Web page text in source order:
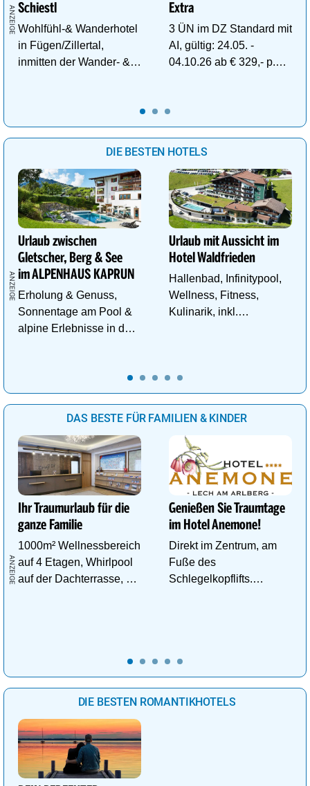
Schiestl
Wohlfühl-& Wanderhotel
in Fügen/Zillertal,
inmitten der Wander- &
Extra
3 ÜN im DZ Standard mit
AI, gültig: 24.05. -
04.10.26 ab € 329,- p.P.
DIE BESTEN HOTELS
Urlaub zwischen
Gletscher, Berg & See
im ALPENHAUS KAPRUN
Erholung & Genuss,
Sonnentage am Pool &
alpine Erlebnisse in den
Urlaub mit Aussicht im
Hotel Waldfrieden
Hallenbad, Infinitypool,
Wellness, Fitness,
Kulinarik, inkl.
DAS BESTE FÜR FAMILIEN & KINDER
Ihr Traumurlaub für die
ganze Familie
1000m² Wellnessbereich
auf 4 Etagen, Whirlpool
auf der Dachterrasse, 4
Genießen Sie Traumtage
im Hotel Anemone!
Direkt im Zentrum, am
Fuße des
Schlegelkopflifts.
DIE BESTEN ROMANTIKHOTELS